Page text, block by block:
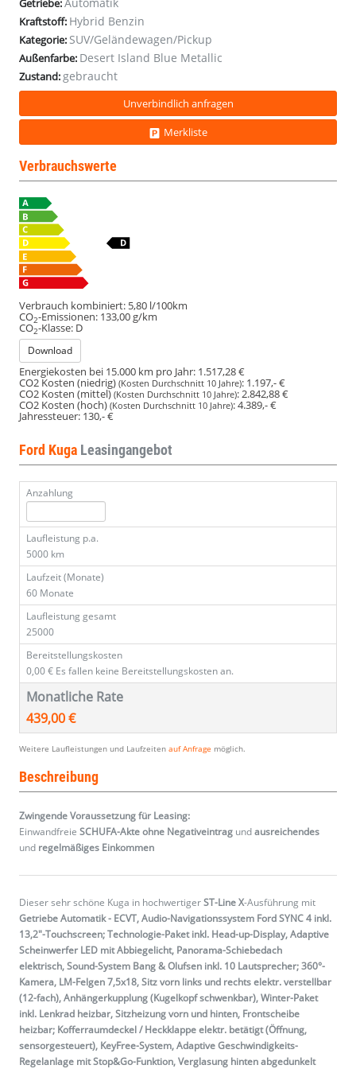
Pano
AHK
ACC
Pano
AHK
ACC
Pano
AHK
ACC
Pano
AHK
ACC
Getriebe:
Kraftstoff: Hybrid Benzin
Kategorie: SUV/Geländewagen/Pickup
Außenfarbe: Desert Island Blue Metallic
Zustand: gebraucht
Unverbindlich anfragen
Merkliste
Verbrauchswerte
Verbrauch kombiniert: 5,80 l/100km
CO2-Emissionen: 133,00 g/km
CO2-Klasse: D
Download
Energiekosten bei 15.000 km pro Jahr: 1.517,28 €
CO2 Kosten (niedrig) (Kosten Durchschnitt 10 Jahre): 1.197,- €
CO2 Kosten (mittel)(Kosten Durchschnitt 10 Jahre):2.842,88 €
CO2 Kosten (hoch) (Kosten Durchschnitt 10 Jahre):4.389,- €
Jahressteuer: 130,- €
Ford Kuga Leasingangebot
Anzahlung
Laufleistung p.a.
5000 km
Laufzeit (Monate)
60 Monate
Laufleistung gesamt
25000
Bereitstellungskosten
0,00 € Es fallen keine Bereitstellungskosten an.
Monatliche Rate
439,00 €
Weitere Laufleistungen und Laufzeiten auf Anfrage möglich.
Beschreibung
Zwingende Voraussetzung für Leasing:
Einwandfreie SCHUFA-Akte ohne Negativeintrag undausreichendes
und regelmäßiges Einkommen
Dieser sehr schöne Kuga in hochwertigerST-Line X-Ausführung mit
Getriebe Automatik - ECVT, Audio-Navigationssystem Ford SYNC 4 inkl.
13,2"-Touchscreen; Technologie-Paket inkl. Head-up-Display, Adaptive
Scheinwerfer LED mit Abbiegelicht, Panorama-Schiebedach
elektrisch, Sound-System Bang & Olufsen inkl. 10 Lautsprecher; 360°-
Kamera, LM-Felgen 7,5x18, Sitz vorn links und rechts elektr. verstellbar
(12-fach), Anhängerkupplung (Kugelkopf schwenkbar), Winter-Paket
inkl. Lenkrad heizbar, Sitzheizung vorn und hinten, Frontscheibe
heizbar; Kofferraumdeckel / Heckklappe elektr. betätigt (Öffnung,
sensorgesteuert), KeyFree-System, Adaptive Geschwindigkeits-
Regelanlage mit Stop&Go-Funktion, Verglasung hinten abgedunkelt